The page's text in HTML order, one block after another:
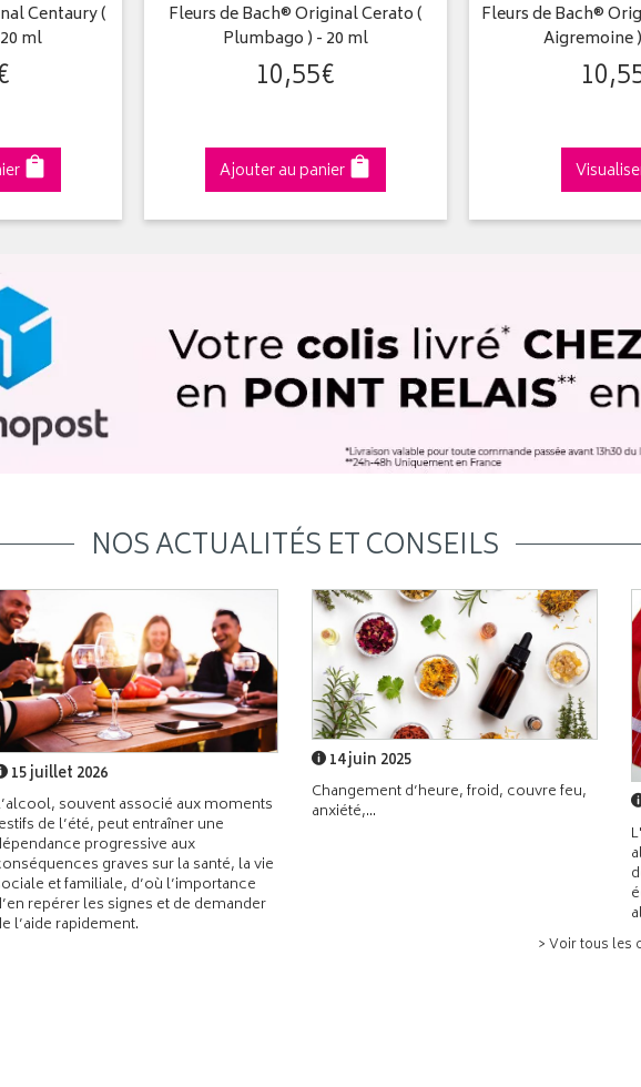
Centaury (
ml
Fleurs de Bach® Original Cerato (
Plumbago ) - 20 ml
10,55€
Ajouter au panier
Fleurs de Bach®
Aigremoine
10,
NOS ACTUALITÉS ET CONSEILS
15 juillet 2026
souvent associé aux moments
de l’été, peut entraîner une
progressive aux
graves sur la santé, la vie
et familiale, d’où l’importance
repérer les signes et de demander
l’aide rapidement.
14 juin 2025
Changement d’heure, froid, couvre feu,
anxiété,...
> Voir tous les